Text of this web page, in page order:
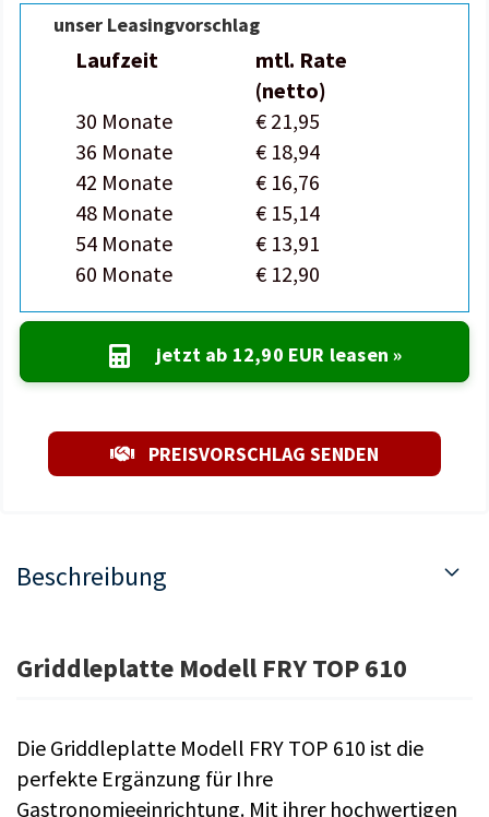
unser Leasingvorschlag
Laufzeit
mtl. Rate
(netto)
30 Monate
€ 21,95
36 Monate
€ 18,94
42 Monate
€ 16,76
48 Monate
€ 15,14
54 Monate
€ 13,91
60 Monate
€ 12,90
jetzt ab 12,90 EUR leasen »
PREISVORSCHLAG SENDEN
Beschreibung
Griddleplatte Modell FRY TOP 610
Die Griddleplatte Modell FRY TOP 610 ist die
perfekte Ergänzung für Ihre
Gastronomieeinrichtung. Mit ihrer hochwertigen